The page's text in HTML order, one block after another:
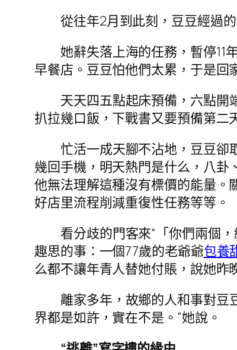
從往年2月到此刻，豆豆經過
她辭失落上海的任務，暫停11
早餐店。豆豆怕他們太累，于是回
天天四五點起床預備，六點開
扒拉幾口飯，下戰書又要預備第二
忙活一成天腳不沾地，豆豆卻
幾回手機，明天熱門是什么，八卦
他無法理解這種沒有標價的能量。
好店里流程削減重復性任務等等。
看分歧的門客來“「你們兩個
趣思的事：一個77歲的老爺爺包養
么都不讓年青人替她付賬，說她昨
離家多年，故鄉的人和事對豆
界都是如許，實在不是。”她說。